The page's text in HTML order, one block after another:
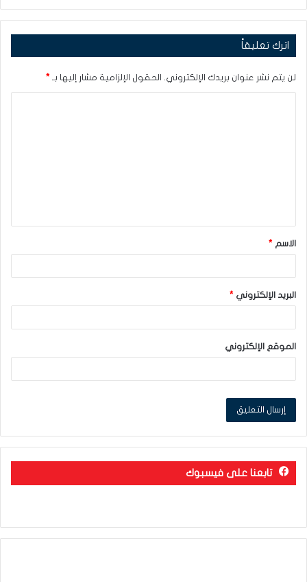
اترك تعليقاً
لن يتم نشر عنوان بريدك الإلكتروني. الحقول الإلزامية مشار إليها بـ *
ق
*الاسم *
البريد الإلكتروني *
الموقع الإلكتروني
تابعنا على فيسبوك